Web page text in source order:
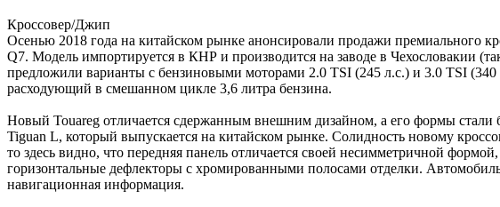
Кроссовер/Джип
Осенью 2018 года на китайском рынке анонсировали продажи премиального
Q7. Модель импортируется в КНР и производится на заводе в Чехословакии
предложили варианты с бензиновыми моторами 2.0 TSI (245 л.с.) и 3.0 TSI
расходующий в смешанном цикле 3,6 литра бензина.
Новый Touareg отличается сдержанным внешним дизайном, а его формы
Tiguan L, который выпускается на китайском рынке. Солидность новому
то здесь видно, что передняя панель отличается своей несимметричной
горизонтальные дефлекторы с хромированными полосами отделки.
навигационная информация.